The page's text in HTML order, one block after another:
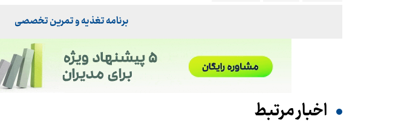
برنامه تغذیه و تمرین تخصصی
اخبار مرتبط